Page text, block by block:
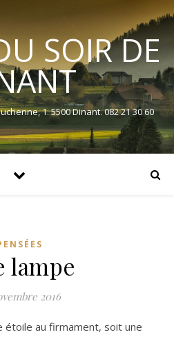
SOIR DE
1. 5500 Dinant. 082 21 30 60
lampe
2016
étoile au firmament, soit une